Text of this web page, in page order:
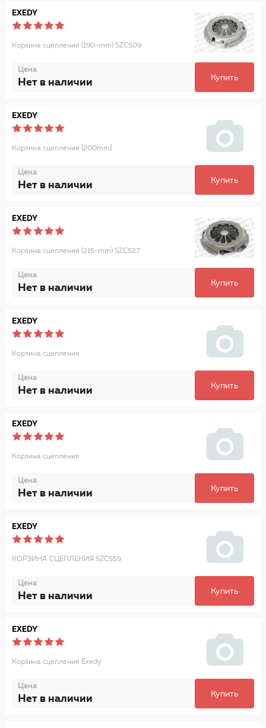
EXEDY
Корзина сцепления (190-mm) SZC509
Цена
Нет в наличии Купить
EXEDY
Корзина сцепления [200mm]
Цена
Нет в наличии Купить
EXEDY
Корзина сцепления (215-mm) SZC527
Цена
Нет в наличии Купить
EXEDY
Корзина сцепления
Цена
Нет в наличии Купить
EXEDY
Корзина сцепления
Цена
Нет в наличии Купить
EXEDY
КОРЗИНА СЦЕПЛЕНИЯ SZC559
Цена
Нет в наличии Купить
EXEDY
Корзина сцепления Exedy
Цена
Нет в наличии Купить